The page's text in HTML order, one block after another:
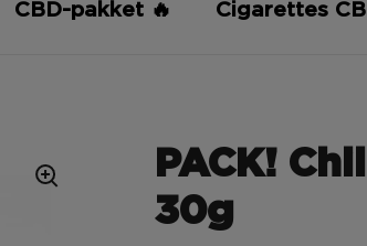
CBD-pakket 🔥 Cigarettes
PACK!
30g